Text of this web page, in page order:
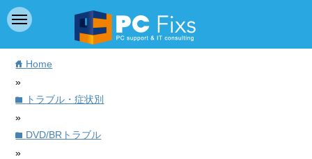
home Home
»
folder
トラブル・症状別
»
folder DVD/BRトラブル
»